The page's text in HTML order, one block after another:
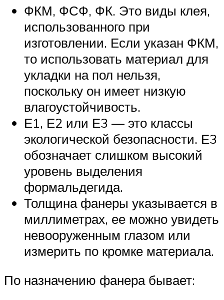
ФКМ, ФСФ, ФК. Это виды клея,
использованного при
изготовлении. Если указан ФКМ,
то использовать материал для
укладки на пол нельзя,
поскольку он имеет низкую
влагоустойчивость.
Е1, Е2 или Е3 — это классы
экологической безопасности. Е3
обозначает слишком высокий
уровень выделения
формальдегида.
Толщина фанеры указывается в
миллиметрах, ее можно увидеть
невооруженным глазом или
измерить по кромке материала.
По назначению фанера бывает: